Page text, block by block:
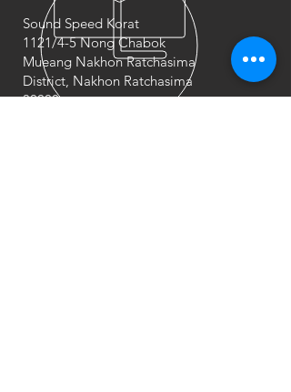
Sound Speed Korat
1121/4-5Nong Chabok
Mueang Nakhon Ratchasima
District, Nakhon Ratchasima
30000